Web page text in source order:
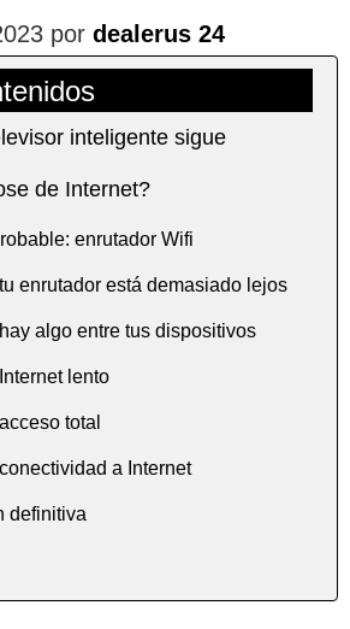
por dealerus 24
inteligente sigue
de Internet?
enrutador Wifi
enrutador está demasiado lejos
algo entre tus dispositivos
lento
total
a Internet
definitiva